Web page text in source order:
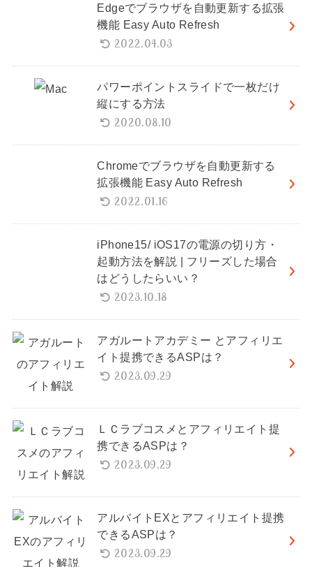
Edgeでブラウザを自動更新する拡張
機能 Easy Auto Refresh
2022.04.03
パワーポイントスライドで一枚だけ
縦にする方法
2020.08.10
Chromeでブラウザを自動更新する
拡張機能 Easy Auto Refresh
2022.01.16
iPhone15/ iOS17の電源の切り方・
起動方法を解説 | フリーズした場合
はどうしたらいい？
2023.10.18
アガルートアカデミー とアフィリエ
イト提携できるASPは？
2023.09.29
ＬＣラブコスメとアフィリエイト提
携できるASPは？
2023.09.29
アルバイトEXとアフィリエイト提携
できるASPは？
2023.09.29